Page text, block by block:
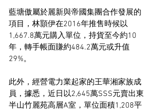
藍塘傲屬於麗新與帝國集團合作發展的
項目，林顥伊在2016年推售時候以
1,667.8萬元購入單位，持貨至今約10
年，轉手帳面賺約484.2萬元或升值
29%。
此外，經營電力業起家的王華湘家族成
員，據悉，近日以2,645萬SSS元賣出東
半山竹麗苑高層A室，單位面積1,208平